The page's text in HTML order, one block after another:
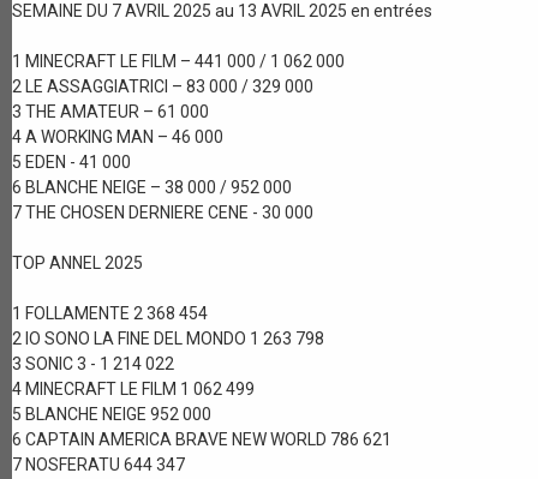
SEMAINE DU 7 AVRIL 2025 au 13 AVRIL 2025 en entrées
1 MINECRAFT LE FILM – 441 000 / 1 062 000
2 LE ASSAGGIATRICI – 83 000 / 329 000
3 THE AMATEUR – 61 000
4 A WORKING MAN – 46 000
5 EDEN - 41 000
6 BLANCHE NEIGE – 38 000 / 952 000
7 THE CHOSEN DERNIERE CENE - 30 000
TOP ANNEL 2025
1 FOLLAMENTE 2 368 454
2 IO SONO LA FINE DEL MONDO 1 263 798
3 SONIC 3 - 1 214 022
4 MINECRAFT LE FILM 1 062 499
5 BLANCHE NEIGE 952 000
6 CAPTAIN AMERICA BRAVE NEW WORLD 786 621
7 NOSFERATU 644 347